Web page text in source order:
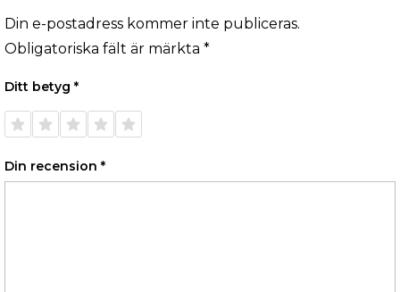
Din e-postadress kommer inte publiceras.
Obligatoriska fält är märkta *
Ditt betyg *
1 av 5
stjärnor
2 av 5
stjärnor
3 av 5
stjärnor
4 av 5
stjärnor
5 av 5
stjärnor
Din recension *